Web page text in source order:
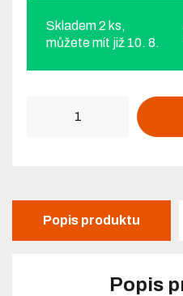
Skladem 2 ks,
můžete mít již 10. 8.
Popis produktu
Popis